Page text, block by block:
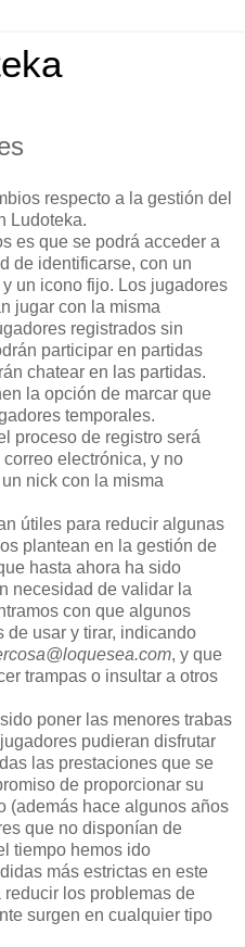
respecto a la gestión del
Ludoteka.
es que se podrá acceder a
de identificarse, con un
y un icono fijo. Los jugadores
jugar con la misma
registrados sin
participar en partidas
chatear en las partidas.
la opción de marcar que
temporales.
proceso de registro será
electrónica, y no
nick con la misma
útiles para reducir algunas
plantean en la gestión de
hasta ahora ha sido
necesidad de validar la
con que algunos
de usar y tirar, indicando
, y que
trampas o insultar a otros
poner las menores trabas
pudieran disfrutar
las prestaciones que se
de proporcionar su
(además hace algunos años
que no disponían de
tiempo hemos ido
más estrictas en este
los problemas de
surgen en cualquier tipo